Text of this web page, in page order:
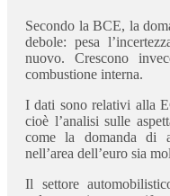
Secondo la BCE, la
debole: pesa
nuovo. Crescono
combustione interna.
I dati sono relativi alla
cioè l’analisi sulle
come la domanda di
nell’area dell’euro sia
Il settore